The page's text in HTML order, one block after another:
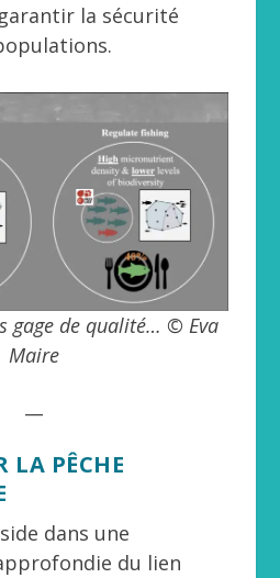
la sécurité
gage de qualité… © Eva
Maire
LA PÊCHE
dans une
du lien